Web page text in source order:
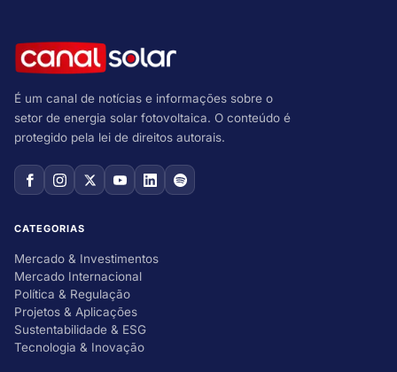
É um canal de notícias e informações sobre o
setor de energia solar fotovoltaica. O conteúdo é
protegido pela lei de direitos autorais.
CATEGORIAS
Mercado & Investimentos
Mercado Internacional
Política & Regulação
Projetos & Aplicações
Sustentabilidade & ESG
Tecnologia & Inovação